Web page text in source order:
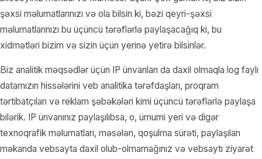
şəxsi məlumatlarınızı və ola bilsin ki, bəzi qeyri-şəxsi
məlumatlarınızı bu üçüncü tərəflərlə paylaşacağıq ki, bu
xidmətləri bizim və sizin üçün yerinə yetirə bilsinlər.
Biz analitik məqsədlər üçün IP ünvanları da daxil olmaqla log faylı
datamızın hissələrini veb analitika tərəfdaşları, proqram
tərtibatçıları və reklam şəbəkələri kimi üçüncü tərəflərlə paylaşa
bilərik. IP ünvanınız paylaşılıbsa, o, ümumi yeri və digər
texnoqrafik məlumatları, məsələn, qoşulma sürəti, paylaşılan
məkanda vebsayta daxil olub-olmamağınız və vebsaytı ziyarət